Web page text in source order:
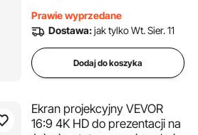
domowego
Prawie wyprzedane
Dostawa:jak tylko Wt. Sier. 11
Dodaj do koszyka
Ekran projekcyjny VEVOR
16:9 4K HD do prezentacji na